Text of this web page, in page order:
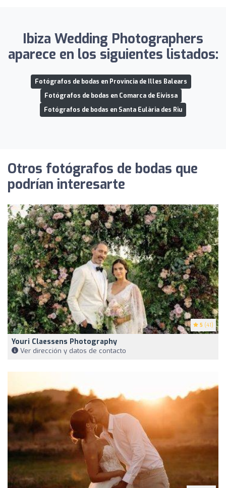
Ibiza Wedding Photographers
aparece en los siguientes listados:
Fotógrafos de bodas en Provincia de Illes Balears
Fotógrafos de bodas en Comarca de Eivissa
Fotógrafos de bodas en Santa Eulària des Riu
Otros fotógrafos de bodas que
podrían interesarte
5 (41)
Youri Claessens Photography
Ver dirección y datos de contacto